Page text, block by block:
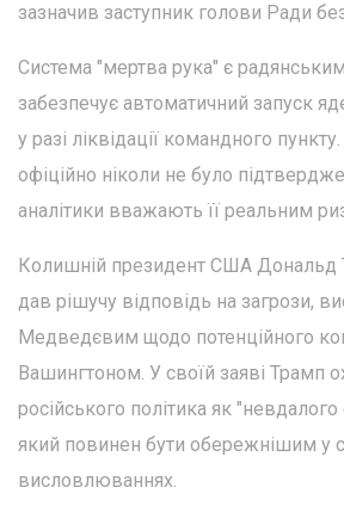
зазначив заступник голови Ради
Система "мертва рука" є
забезпечує автоматичний запуск
у разі ліквідації командного
офіційно ніколи не було
аналітики вважають її реальним
Колишній президент США Дональд
дав рішучу відповідь на загрози,
Медведєвим щодо потенційного
Вашингтоном. У своїй заяві Трамп
російського політика як
який повинен бути обережнішим у
висловлюваннях.